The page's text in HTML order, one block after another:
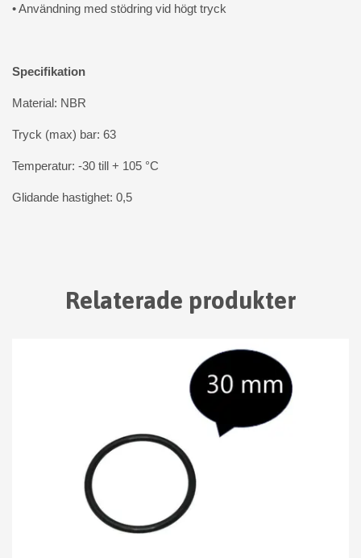
• Användning med stödring vid högt tryck
Specifikation
Material: NBR
Tryck (max) bar: 63
Temperatur: -30 till + 105 °C
Glidande hastighet: 0,5
Relaterade produkter